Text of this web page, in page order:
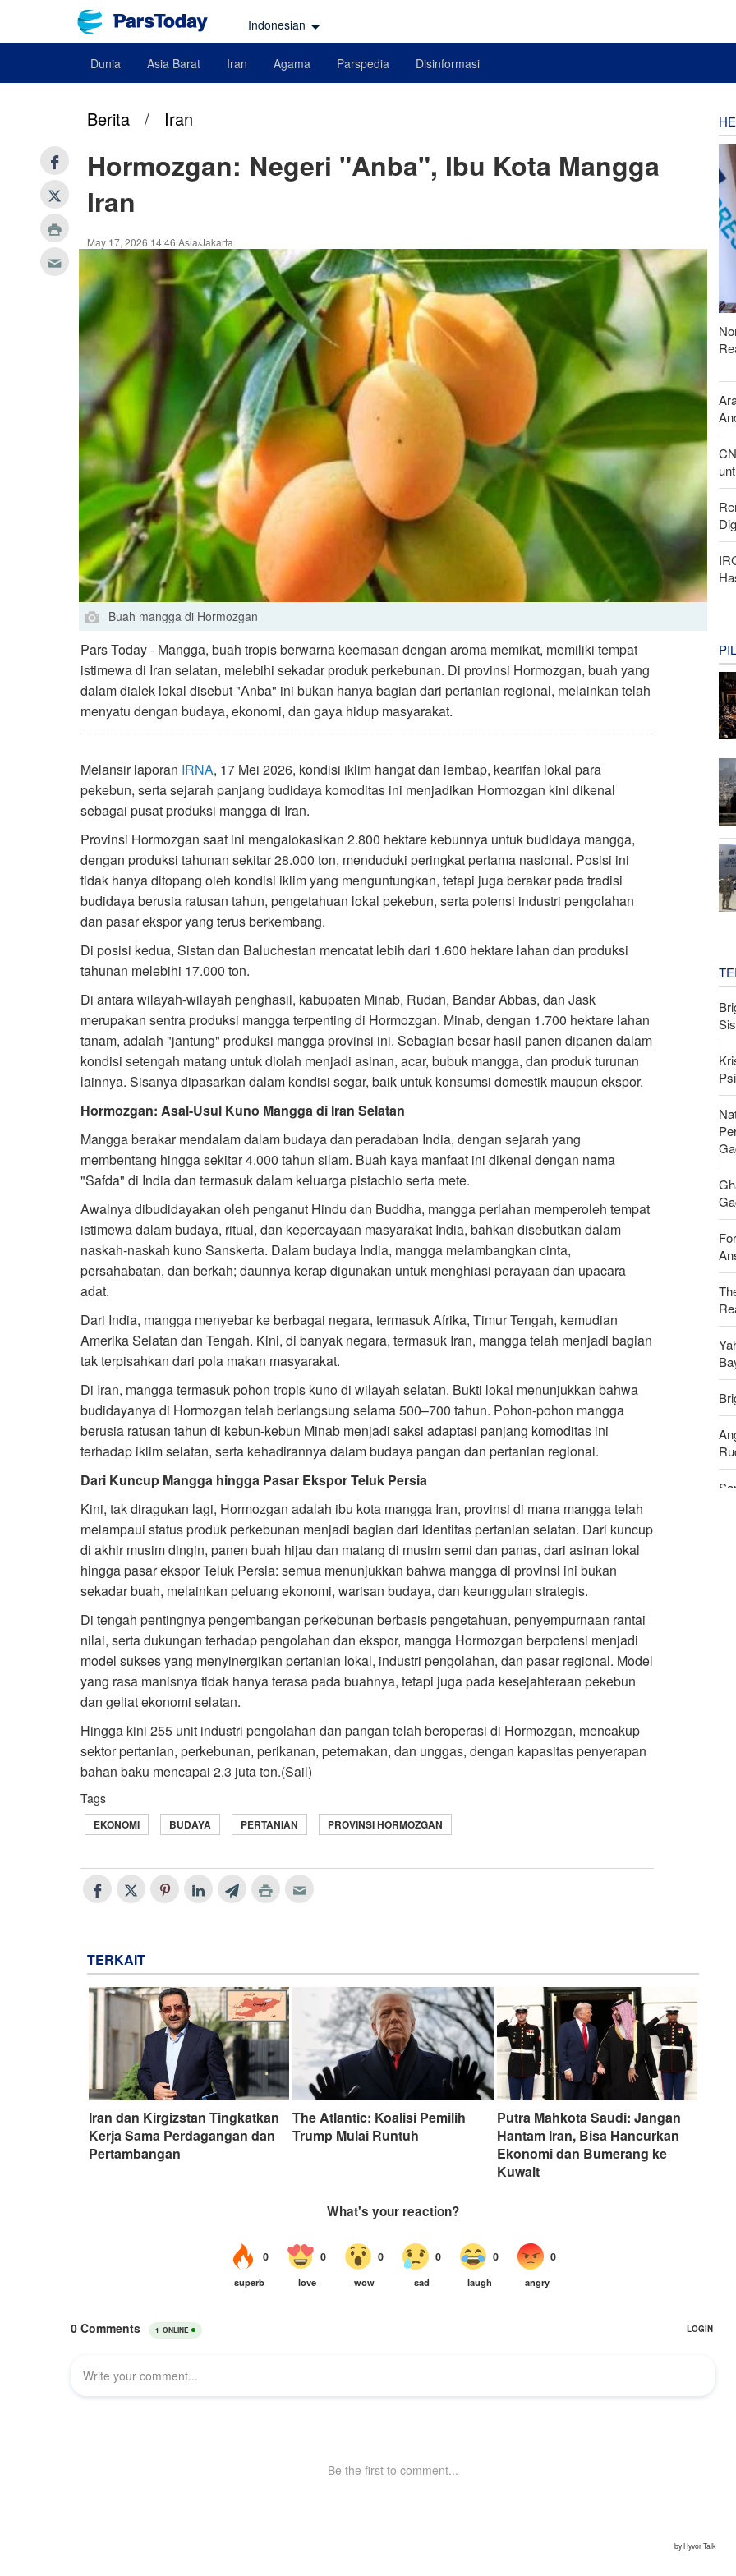
Indonesian
Dunia Asia Barat Iran Agama Parspedia Disinformasi
Berita / Iran
Hormozgan: Negeri "Anba", Ibu Kota Mangga
Iran
May 17, 2026 14:46 Asia/Jakarta
Buah mangga di Hormozgan
Pars Today - Mangga, buah tropis berwarna keemasan dengan aroma memikat, memiliki tempat
istimewa di Iran selatan, melebihi sekadar produk perkebunan. Di provinsi Hormozgan, buah yang
dalam dialek lokal disebut "Anba" ini bukan hanya bagian dari pertanian regional, melainkan telah
menyatu dengan budaya, ekonomi, dan gaya hidup masyarakat.
Melansir laporan IRNA, 17 Mei 2026, kondisi iklim hangat dan lembap, kearifan lokal para
pekebun, serta sejarah panjang budidaya komoditas ini menjadikan Hormozgan kini dikenal
sebagai pusat produksi mangga di Iran.
Provinsi Hormozgan saat ini mengalokasikan 2.800 hektare kebunnya untuk budidaya mangga,
dengan produksi tahunan sekitar 28.000 ton, menduduki peringkat pertama nasional. Posisi ini
tidak hanya ditopang oleh kondisi iklim yang menguntungkan, tetapi juga berakar pada tradisi
budidaya berusia ratusan tahun, pengetahuan lokal pekebun, serta potensi industri pengolahan
dan pasar ekspor yang terus berkembang.
Di posisi kedua, Sistan dan Baluchestan mencatat lebih dari 1.600 hektare lahan dan produksi
tahunan melebihi 17.000 ton.
Di antara wilayah-wilayah penghasil, kabupaten Minab, Rudan, Bandar Abbas, dan Jask
merupakan sentra produksi mangga terpenting di Hormozgan. Minab, dengan 1.700 hektare lahan
tanam, adalah "jantung" produksi mangga provinsi ini. Sebagian besar hasil panen dipanen dalam
kondisi setengah matang untuk diolah menjadi asinan, acar, bubuk mangga, dan produk turunan
lainnya. Sisanya dipasarkan dalam kondisi segar, baik untuk konsumsi domestik maupun ekspor.
Hormozgan: Asal-Usul Kuno Mangga di Iran Selatan
Mangga berakar mendalam dalam budaya dan peradaban India, dengan sejarah yang
membentang hingga sekitar 4.000 tahun silam. Buah kaya manfaat ini dikenal dengan nama
"Safda" di India dan termasuk dalam keluarga pistachio serta mete.
Awalnya dibudidayakan oleh penganut Hindu dan Buddha, mangga perlahan memperoleh tempat
istimewa dalam budaya, ritual, dan kepercayaan masyarakat India, bahkan disebutkan dalam
naskah-naskah kuno Sanskerta. Dalam budaya India, mangga melambangkan cinta,
persahabatan, dan berkah; daunnya kerap digunakan untuk menghiasi perayaan dan upacara
adat.
Dari India, mangga menyebar ke berbagai negara, termasuk Afrika, Timur Tengah, kemudian
Amerika Selatan dan Tengah. Kini, di banyak negara, termasuk Iran, mangga telah menjadi bagian
tak terpisahkan dari pola makan masyarakat.
Di Iran, mangga termasuk pohon tropis kuno di wilayah selatan. Bukti lokal menunjukkan bahwa
budidayanya di Hormozgan telah berlangsung selama 500–700 tahun. Pohon-pohon mangga
berusia ratusan tahun di kebun-kebun Minab menjadi saksi adaptasi panjang komoditas ini
terhadap iklim selatan, serta kehadirannya dalam budaya pangan dan pertanian regional.
Dari Kuncup Mangga hingga Pasar Ekspor Teluk Persia
Kini, tak diragukan lagi, Hormozgan adalah ibu kota mangga Iran, provinsi di mana mangga telah
melampaui status produk perkebunan menjadi bagian dari identitas pertanian selatan. Dari kuncup
di akhir musim dingin, panen buah hijau dan matang di musim semi dan panas, dari asinan lokal
hingga pasar ekspor Teluk Persia: semua menunjukkan bahwa mangga di provinsi ini bukan
sekadar buah, melainkan peluang ekonomi, warisan budaya, dan keunggulan strategis.
Di tengah pentingnya pengembangan perkebunan berbasis pengetahuan, penyempurnaan rantai
nilai, serta dukungan terhadap pengolahan dan ekspor, mangga Hormozgan berpotensi menjadi
model sukses yang menyinergikan pertanian lokal, industri pengolahan, dan pasar regional. Model
yang rasa manisnya tidak hanya terasa pada buahnya, tetapi juga pada kesejahteraan pekebun
dan geliat ekonomi selatan.
Hingga kini 255 unit industri pengolahan dan pangan telah beroperasi di Hormozgan, mencakup
sektor pertanian, perkebunan, perikanan, peternakan, dan unggas, dengan kapasitas penyerapan
bahan baku mencapai 2,3 juta ton.(Sail)
Tags
EKONOMI BUDAYA PERTANIAN PROVINSI HORMOZGAN
TERKAIT
Iran dan Kirgizstan Tingkatkan
Kerja Sama Perdagangan dan
Pertambangan
The Atlantic: Koalisi Pemilih
Trump Mulai Runtuh
Putra Mahkota Saudi: Jangan
Hantam Iran, Bisa Hancurkan
Ekonomi dan Bumerang ke
Kuwait